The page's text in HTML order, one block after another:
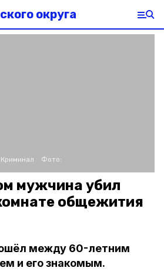
округа
Криминал Фото:
мужчина убил
общежития
между 60-летним
и его знакомым.